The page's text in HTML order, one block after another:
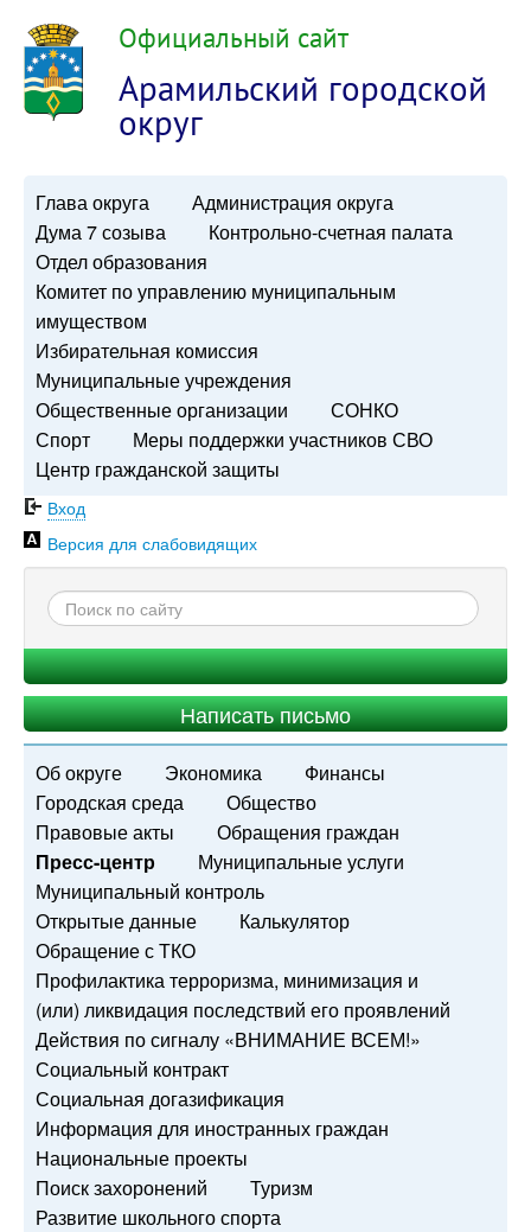
Официальный сайт
Арамильский городской
округ
Глава округа
Администрация округа
Дума 7 созыва
Контрольно-счетная палата
Отдел образования
Комитет по управлению муниципальным
имуществом
Избирательная комиссия
Муниципальные учреждения
Общественные организации
СОНКО
Спорт
Меры поддержки участников СВО
Центр гражданской защиты
Вход
Версия для слабовидящих
Написать письмо
Об округе Экономика
Финансы
Городская среда
Общество
Правовые акты
Обращения граждан
Пресс-центр
Муниципальные услуги
Муниципальный контроль
Открытые данные
Калькулятор
Обращение с ТКО
Профилактика терроризма, минимизация и
(или) ликвидация последствий его проявлений
Действия по сигналу «ВНИМАНИЕ ВСЕМ!»
Социальный контракт
Социальная догазификация
Информация для иностранных граждан
Национальные проекты
Поиск захоронений
Туризм
Развитие школьного спорта